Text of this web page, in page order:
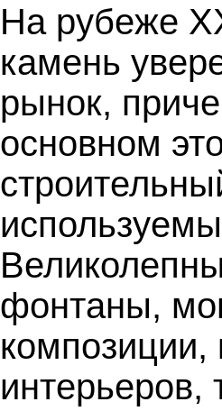
На рубеже
камень
рынок,
основном
фонтаны,
композиции,
интерьеров,